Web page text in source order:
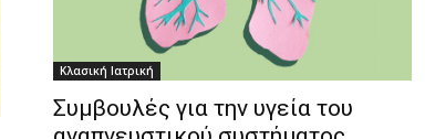
Κλασική Ιατρική
Συμβουλές για την υγεία του